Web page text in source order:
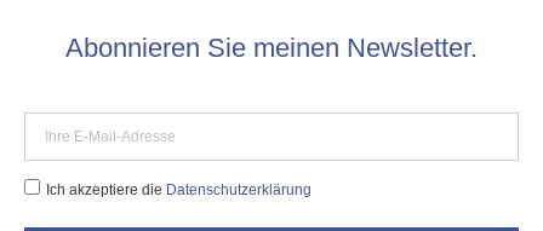
Abonnieren Sie meinen Newsletter.
Ich akzeptiere die Datenschutzerklärung